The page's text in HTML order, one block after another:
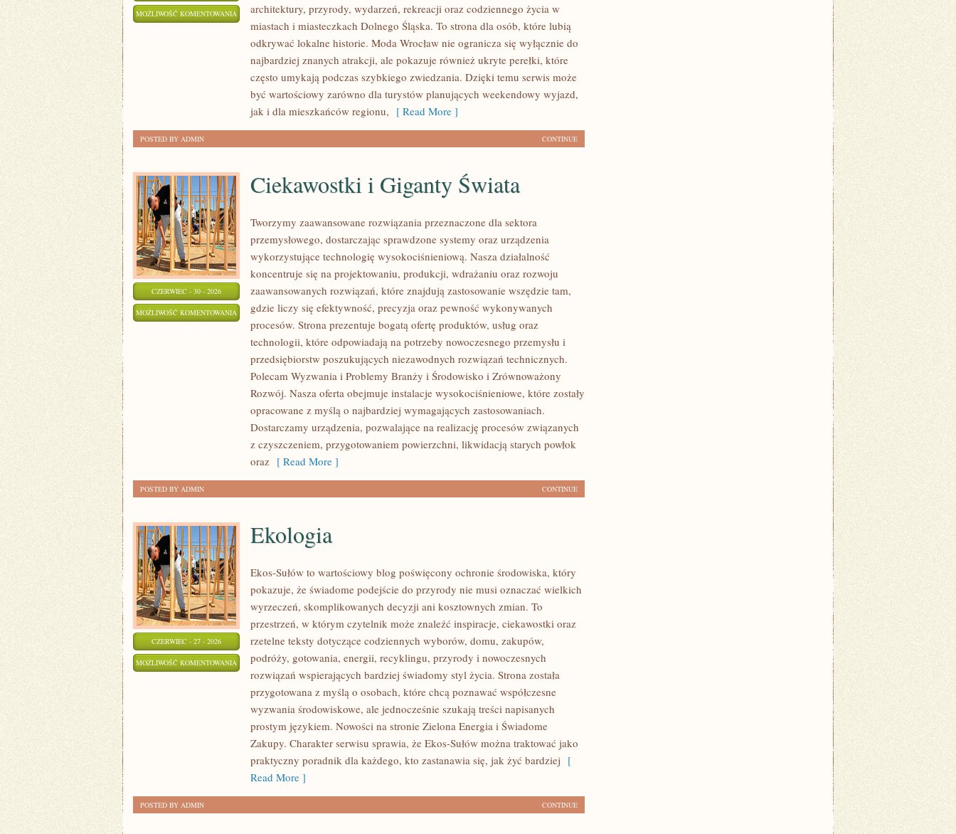
MOŻLIWOŚĆ KOMENTOWANIA ŚWIDNICA
architektury, przyrody, wydarzeń, rekreacji oraz codziennego życia w
miastach i miasteczkach Dolnego Śląska. To strona dla osób, które lubią
odkrywać lokalne historie. Moda Wrocław nie ogranicza się wyłącznie do
najbardziej znanych atrakcji, ale pokazuje również ukryte perełki, które
często umykają podczas szybkiego zwiedzania. Dzięki temu serwis może
być wartościowy zarówno dla turystów planujących weekendowy wyjazd,
jak i dla mieszkańców regionu, [ Read More ]
CONTINUE
POSTED BY ADMIN
CZERWIEC - 30 - 2026
MOŻLIWOŚĆ KOMENTOWANIA CIEKAWOSTKI
GIGANTY
ŚWIATA
Ciekawostki i Giganty Świata
Tworzymy zaawansowane rozwiązania przeznaczone dla sektora
przemysłowego, dostarczając sprawdzone systemy oraz urządzenia
wykorzystujące technologię wysokociśnieniową. Nasza działalność
koncentruje się na projektowaniu, produkcji, wdrażaniu oraz rozwoju
zaawansowanych rozwiązań, które znajdują zastosowanie wszędzie tam,
gdzie liczy się efektywność, precyzja oraz pewność wykonywanych
procesów. Strona prezentuje bogatą ofertę produktów, usług oraz
technologii, które odpowiadają na potrzeby nowoczesnego przemysłu i
przedsiębiorstw poszukujących niezawodnych rozwiązań technicznych.
Polecam Wyzwania i Problemy Branży i Środowisko i Zrównoważony
Rozwój. Nasza oferta obejmuje instalacje wysokociśnieniowe, które zostały
opracowane z myślą o najbardziej wymagających zastosowaniach.
Dostarczamy urządzenia, pozwalające na realizację procesów związanych
z czyszczeniem, przygotowaniem powierzchni, likwidacją starych powłok
oraz [ Read More ]
CONTINUE
POSTED BY ADMIN
CZERWIEC - 27 - 2026
MOŻLIWOŚĆ KOMENTOWANIA EKOLOGIA
Ekologia
Ekos-Sułów to wartościowy blog poświęcony ochronie środowiska, który
pokazuje, że świadome podejście do przyrody nie musi oznaczać wielkich
wyrzeczeń, skomplikowanych decyzji ani kosztownych zmian. To
przestrzeń, w którym czytelnik może znaleźć inspiracje, ciekawostki oraz
rzetelne teksty dotyczące codziennych wyborów, domu, zakupów,
podróży, gotowania, energii, recyklingu, przyrody i nowoczesnych
rozwiązań wspierających bardziej świadomy styl życia. Strona została
przygotowana z myślą o osobach, które chcą poznawać współczesne
wyzwania środowiskowe, ale jednocześnie szukają treści napisanych
prostym językiem. Nowości na stronie Zielona Energia i Świadome
Zakupy. Charakter serwisu sprawia, że Ekos-Sułów można traktować jako
praktyczny poradnik dla każdego, kto zastanawia się, jak żyć bardziej [
Read More ]
CONTINUE
POSTED BY ADMIN